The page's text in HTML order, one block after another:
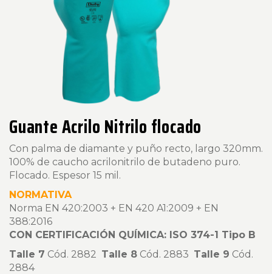
Guante Acrilo Nitrilo flocado
Con palma de diamante y puño recto, largo 320mm.
100% de caucho acrilonitrilo de butadeno puro.
Flocado. Espesor 15 mil.
NORMATIVA
Norma EN 420:2003 + EN 420 A1:2009 + EN
388:2016
CON CERTIFICACIÓN QUÍMICA: ISO 374-1 Tipo B
Talle 7 Cód. 2882 Talle 8 Cód. 2883 Talle 9 Cód.
2884